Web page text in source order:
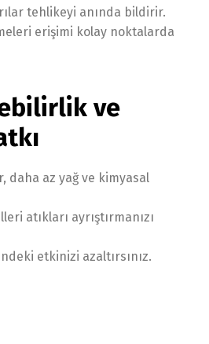
tehlikeyi anında bildirir.
erişimi kolay noktalarda
ve
daha az yağ ve kimyasal
atıkları ayrıştırmanızı
etkinizi azaltırsınız.